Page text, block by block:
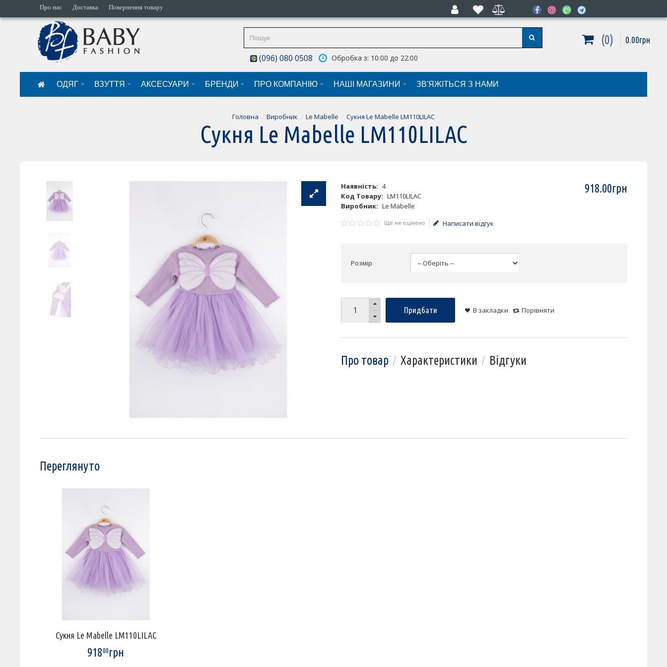
Про нас Доставка Повернення товару
(096) 080 0508 Обробка з: 10:00 до 22:00
0 0.00грн
ОДЯГ ВЗУТТЯ АКСЕСУАРИ БРЕНДИ ПРО КОМПАНІЮ НАШI МАГАЗИНИ ЗВ'ЯЖІТЬСЯ З НАМИ
Головна Виробник Le Mabelle Сукня Le Mabelle LM110LILAC
Сукня Le Mabelle LM110LILAC
Наявність: 4
Код Товару: LM110LILAC
Виробник: Le Mabelle
918.00грн
Ще не оцінено Написати відгук
Розмір
Придбати В закладки Порівняти
Про товар Характеристики Відгуки
Переглянуто
Сукня Le Mabelle LM110LILAC
91800грн